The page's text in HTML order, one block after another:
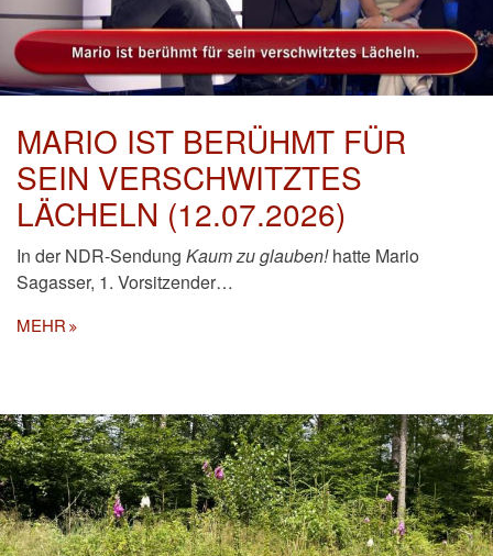
MARIO IST BERÜHMT FÜR
SEIN VERSCHWITZTES
LÄCHELN (12.07.2026)
In der NDR-Sendung Kaum zu glauben!hatte Mario
Sagasser, 1. Vorsitzender…
MEHR